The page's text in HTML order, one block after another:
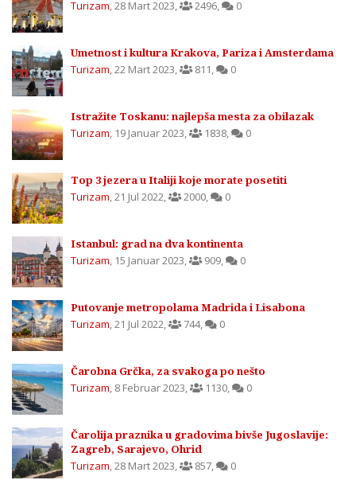
Turizam,28 Mart 2023, 2496, 0
Umetnost i kultura Krakova, Pariza i Amsterdama
Turizam,22 Mart 2023, 811, 0
Istražite Toskanu: najlepša mesta za obilazak
Turizam, 19 Januar 2023, 1838, 0
Top 3 jezera u Italiji koje morate posetiti
Turizam,21 Jul 2022, 2000, 0
Istanbul: grad na dva kontinenta
Turizam, 15 Januar 2023, 909, 0
Putovanje metropolama Madrida i Lisabona
Turizam,21 Jul 2022, 744, 0
Čarobna Grčka, za svakoga po nešto
Turizam, 8 Februar 2023, 1130, 0
Čarolija praznika u gradovima bivše Jugoslavije:
Zagreb, Sarajevo, Ohrid
Turizam,28 Mart 2023, 857, 0